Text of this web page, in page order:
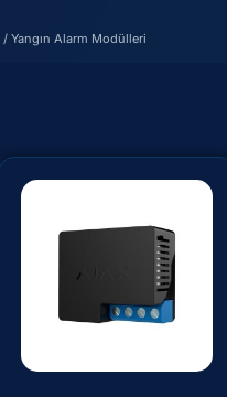
/ Yangın Alarm Modülleri